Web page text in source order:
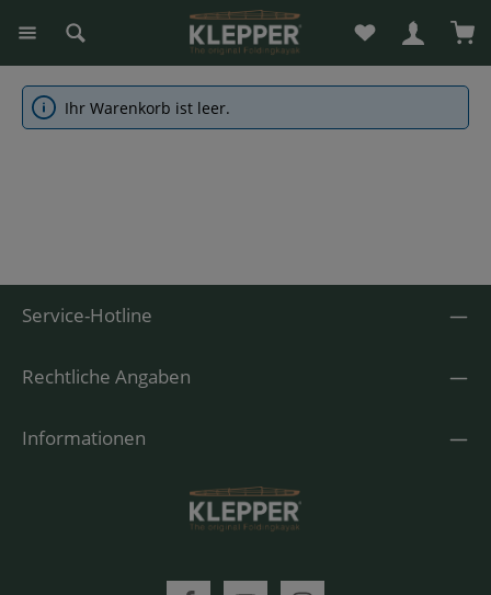
springen Du hast 0
Ihr Warenkorb ist leer.
Service-Hotline
Rechtliche Angaben
Informationen